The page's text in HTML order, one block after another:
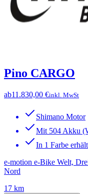
Pino CARGO
ab11.830,00 €inkl. MwSt
Shimano Motor
Mit 504 Akku
In 1 Farbe
e-motion e-Bike Welt,
Nord
17 km